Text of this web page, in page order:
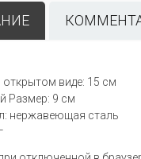
открытом виде: 15 см
Размер: 9 см
нержавеющая сталь